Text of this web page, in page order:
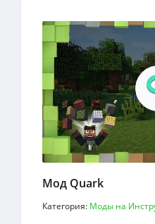
Мод Quark
Категория: Моды на